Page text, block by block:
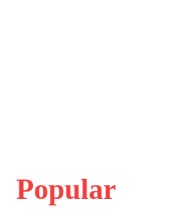
Popular